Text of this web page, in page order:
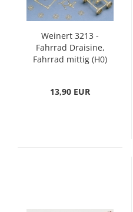
Weinert 3213 -
Fahrrad Draisine,
Fahrrad mittig (H0)
13,90 EUR